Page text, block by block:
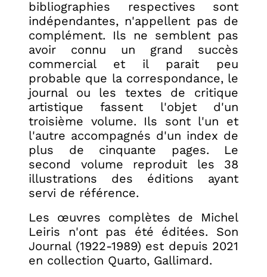
bibliographies respectives sont
indépendantes, n'appellent pas de
complément. Ils ne semblent pas
avoir connu un grand succès
commercial et il parait peu
probable que la correspondance, le
journal ou les textes de critique
artistique fassent l'objet d'un
troisième volume. Ils sont l'un et
l'autre accompagnés d'un index de
plus de cinquante pages. Le
second volume reproduit les 38
illustrations des éditions ayant
servi de référence.
Les œuvres complètes de Michel
Leiris n'ont pas été éditées. Son
Journal (1922-1989) est depuis 2021
en collection Quarto, Gallimard.